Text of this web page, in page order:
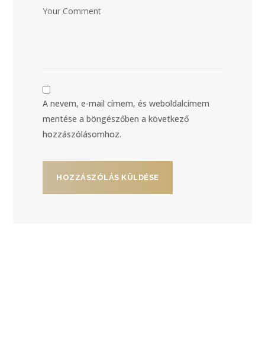
A nevem, e-mail címem, és weboldalcímem
mentése a böngészőben a következő
hozzászólásomhoz.